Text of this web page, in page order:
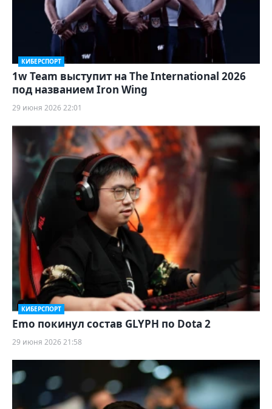
КИБЕРСПОРТ
1w Team выступит на The International 2026
под названием Iron Wing
29 июня 2026 22:01
КИБЕРСПОРТ
Emo покинул состав GLYPH по Dota 2
29 июня 2026 21:58